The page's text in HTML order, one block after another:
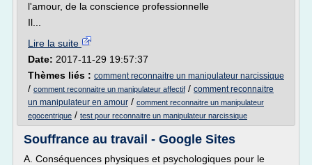
l'amour, de la conscience professionnelle
Il...
Lire la suite
Date: 2017-11-29 19:57:37
Thèmes liés : comment reconnaitre un manipulateur narcissique
/ comment reconnaitre un manipulateur affectif / comment reconnaitre
un manipulateur en amour / comment reconnaitre un manipulateur
egocentrique / test pour reconnaitre un manipulateur narcissique
Souffrance au travail - Google Sites
A. Conséquences physiques et psychologiques pour le